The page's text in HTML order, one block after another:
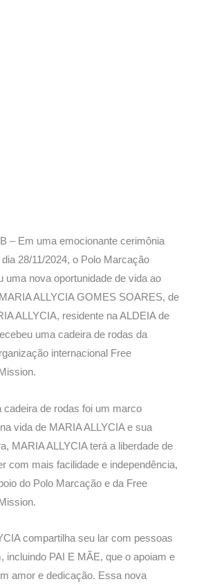
– Em uma emocionante cerimônia
28/11/2024, o Polo Marcação
uma nova oportunidade de vida ao
ALLYCIA GOMES SOARES, de
ALLYCIA, residente na ALDEIA de
uma cadeira de rodas da
internacional Free
cadeira de rodas foi um marco
vida de MARIA ALLYCIA e sua
MARIA ALLYCIA terá a liberdade de
com mais facilidade e independência,
do Polo Marcação e da Free
compartilha seu lar com pessoas
incluindo PAI E MÃE, que o apoiam e
amor e dedicação. Essa nova